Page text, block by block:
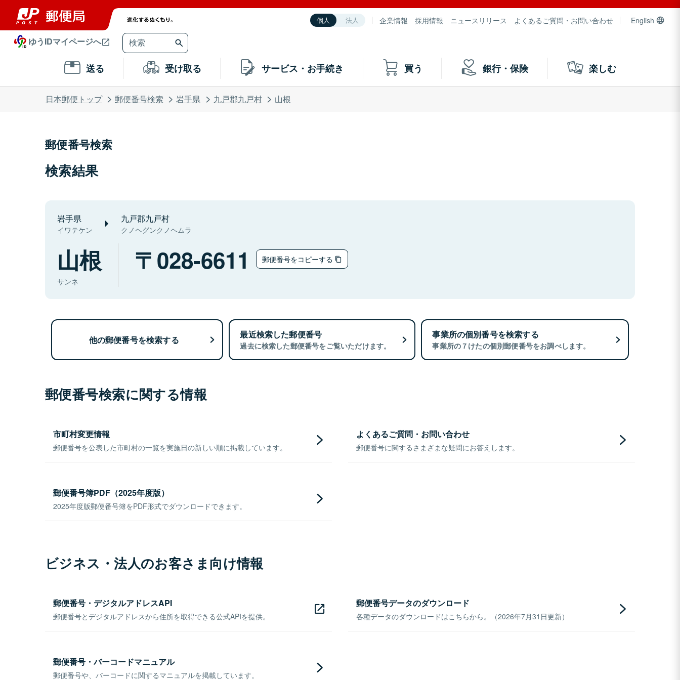
個人 法人 企業情報 採用情報 ニュースリリース よくあるご質問・お問い合わせ English
ゆうIDマイページへ
送る 受け取る サービス・お手続き 買う 銀行・保険 楽しむ
日本郵便トップ 郵便番号検索 岩手県 九戸郡九戸村 山根
郵便番号検索
検索結果
岩手県
イワテケン
九戸郡九戸村
クノヘグンクノヘムラ
山根
サンネ
028-6611 郵便番号をコピーする
他の郵便番号を検索する 最近検索した郵便番号
過去に検索した郵便番号をご覧いただけます。
事業所の個別番号を検索する
事業所の７けたの個別郵便番号をお調べします。
郵便番号検索に関する情報
市町村変更情報
郵便番号を公表した市町村の一覧を実施日の新しい順に掲載しています。
よくあるご質問・お問い合わせ
郵便番号に関するさまざまな疑問にお答えします。
郵便番号簿PDF（2025年度版）
2025年度版郵便番号簿をPDF形式でダウンロードできます。
ビジネス・法人のお客さま向け情報
郵便番号・デジタルアドレスAPI
郵便番号とデジタルアドレスから住所を取得できる公式APIを提供。
郵便番号データのダウンロード
各種データのダウンロードはこちらから。（2026年7月31日更新）
郵便番号・バーコードマニュアル
郵便番号や、バーコードに関するマニュアルを掲載しています。